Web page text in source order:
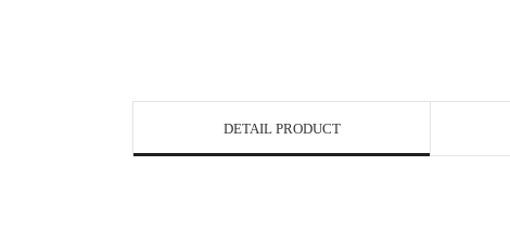
DETAIL PRODUCT